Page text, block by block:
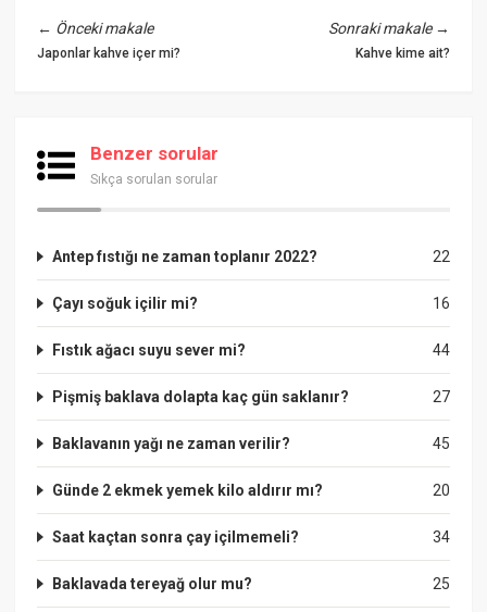
← Önceki makale
Japonlar kahve içer mi?
Sonraki makale→
Kahve kime ait?
Benzer sorular
Sıkça sorulan sorular
22
Antep fıstığı ne zaman toplanır 2022?
16
Çayı soğuk içilir mi?
44
Fıstık ağacı suyu sever mi?
27
Pişmiş baklava dolapta kaç gün saklanır?
45
Baklavanın yağı ne zaman verilir?
20
Günde 2 ekmek yemek kilo aldırır mı?
34
Saat kaçtan sonra çay içilmemeli?
25
Baklavada tereyağ olur mu?